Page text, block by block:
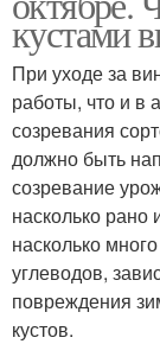
кустами
При уходе за
работы, что и в
созревания
должно быть
созревание
насколько рано
насколько
углеводов,
повреждения
кустов.